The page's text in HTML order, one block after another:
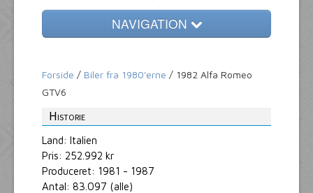
NAVIGATION
Klassiske biler
Tema
Opfindelser
Forside / Biler fra 1980'erne / 1982 Alfa Romeo
GTV6
Historie
Land: Italien
Pris: 252.992 kr
Produceret: 1981 - 1987
Antal: 83.097 (alle)